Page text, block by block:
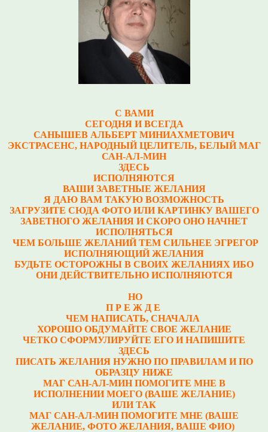
С ВАМИ
СЕГОДНЯ И ВСЕГДА
САНЫШЕВ АЛЬБЕРТ МИНИАХМЕТОВИЧ
ЭКСТРАСЕНС, НАРОДНЫЙ ЦЕЛИТЕЛЬ, БЕЛЫЙ МАГ
САН-АЛ-МИН
ЗДЕСЬ
ИСПОЛНЯЮТСЯ
ВАШИ ЗАВЕТНЫЕ ЖЕЛАНИЯ
Я ДАЮ ВАМ ТАКУЮ ВОЗМОЖНОСТЬ
ЗАГРУЗИТЕ СЮДА ФОТО ИЛИ КАРТИНКУ ВАШЕГО
ЗАВЕТНОГО ЖЕЛАНИЯ И СКОРО ОНО НАЧНЕТ
ИСПОЛНЯТЬСЯ
ЧЕМ БОЛЬШЕ ЖЕЛАНИЙ ТЕМ СИЛЬНЕЕ ЭГРЕГОР
ИСПОЛНЯЮЩИЙ ЖЕЛАНИЯ
БУДЬТЕ ОСТОРОЖНЫ В СВОИХ ЖЕЛАНИЯХ ИБО
ОНИ ДЕЙСТВИТЕЛЬНО ИСПОЛНЯЮТСЯ
НО
П Р Е Ж Д Е
ЧЕМ НАПИСАТЬ, СНАЧАЛА
ХОРОШО ОБДУМАЙТЕ СВОЕ ЖЕЛАНИЕ
ЧЕТКО СФОРМУЛИРУЙТЕ ЕГО И НАПИШИТЕ
ЗДЕСЬ
ПИСАТЬ ЖЕЛАНИЯ НУЖНО ПО ПРАВИЛАМ И ПО
ОБРАЗЦУ НИЖЕ
МАГ САН-АЛ-МИН ПОМОГИТЕ МНЕ В
ИСПОЛНЕНИИ МОЕГО (ВАШЕ ЖЕЛАНИЕ)
ИЛИ ТАК
МАГ САН-АЛ-МИН ПОМОГИТЕ МНЕ (ВАШЕ
ЖЕЛАНИЕ, ФОТО ЖЕЛАНИЯ, ВАШЕ ФИО)